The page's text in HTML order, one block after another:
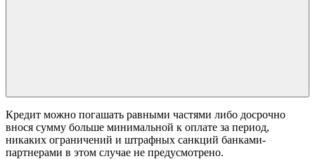
Кредит можно погашать равными частями либо досрочно
внося сумму больше минимальной к оплате за период,
никаких ограничений и штрафных санкций банками-
партнерами в этом случае не предусмотрено.